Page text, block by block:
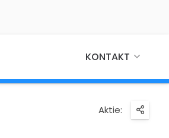
KONTAKT
Aktie: